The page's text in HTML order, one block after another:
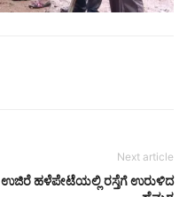
Next article
ಉಜಿರೆ ಹಳೆಪೇಟೆಯಲ್ಲಿ ರಸ್ತೆಗೆ ಉರುಳಿದ